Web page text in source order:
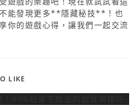
能發現更多**隱藏秘技**！也
你的遊戲心得，讓我們一起交流
LIKE